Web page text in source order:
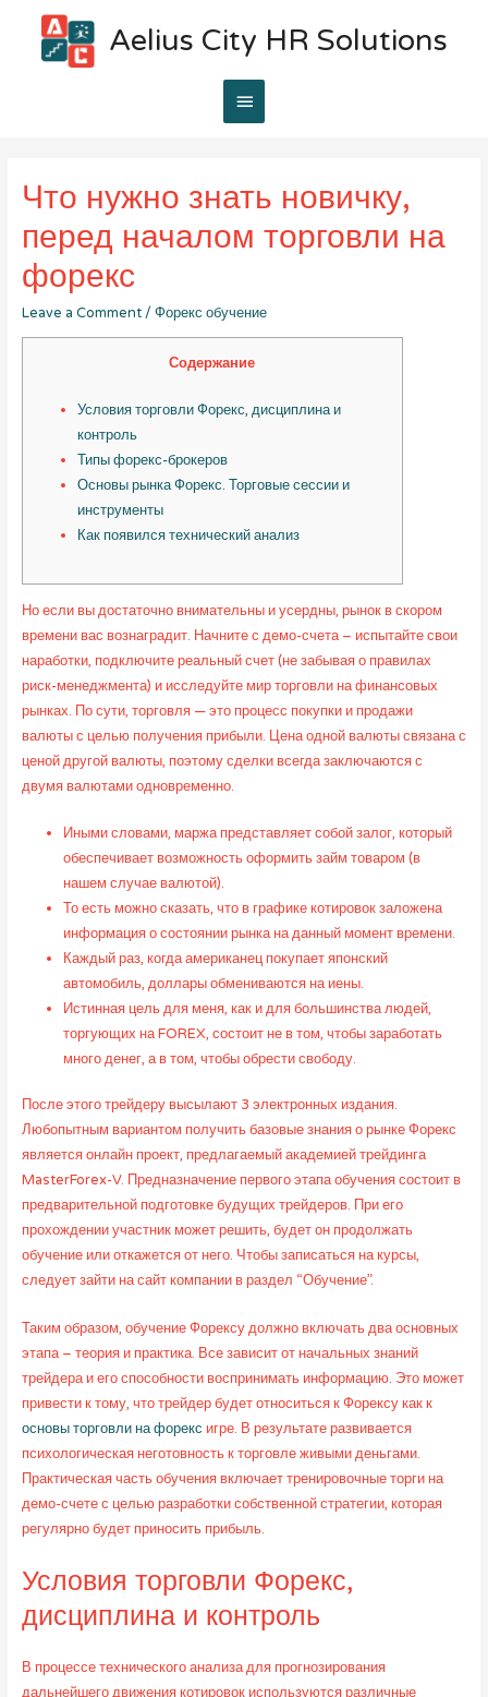
Aelius City HR Solutions
Main
Что нужно знать новичку,
перед началом торговли на
форекс
Leave a Comment / Форекс обучение
Содержание
Условия торговли Форекс, дисциплина и
контроль
Типы форекс-брокеров
Основы рынка Форекс. Торговые сессии и
инструменты
Как появился технический анализ
Но если вы достаточно внимательны и усердны, рынок в скором
времени вас вознаградит. Начните с демо-счета – испытайте свои
наработки, подключите реальный счет (не забывая о правилах
риск-менеджмента) и исследуйте мир торговли на финансовых
рынках. По сути, торговля — это процесс покупки и продажи
валюты с целью получения прибыли. Цена одной валюты связана с
ценой другой валюты, поэтому сделки всегда заключаются с
двумя валютами одновременно.
Иными словами, маржа представляет собой залог, который
обеспечивает возможность оформить займ товаром (в
нашем случае валютой).
То есть можно сказать, что в графике котировок заложена
информация о состоянии рынка на данный момент времени.
Каждый раз, когда американец покупает японский
автомобиль, доллары обмениваются на иены.
Истинная цель для меня, как и для большинства людей,
торгующих на FOREX, состоит не в том, чтобы заработать
много денег, а в том, чтобы обрести свободу.
После этого трейдеру высылают 3 электронных издания.
Любопытным вариантом получить базовые знания о рынке Форекс
является онлайн проект, предлагаемый академией трейдинга
MasterForex-V. Предназначение первого этапа обучения состоит в
предварительной подготовке будущих трейдеров. При его
прохождении участник может решить, будет он продолжать
обучение или откажется от него. Чтобы записаться на курсы,
следует зайти на сайт компании в раздел “Обучение”.
Таким образом, обучение Форексу должно включать два основных
этапа – теория и практика. Все зависит от начальных знаний
трейдера и его способности воспринимать информацию. Это может
привести к тому, что трейдер будет относиться к Форексу как к
основы торговли на форекс игре. В результате развивается
психологическая неготовность к торговле живыми деньгами.
Практическая часть обучения включает тренировочные торги на
демо-счете с целью разработки собственной стратегии, которая
регулярно будет приносить прибыль.
Условия торговли Форекс,
дисциплина и контроль
В процессе технического анализа для прогнозирования
дальнейшего движения котировок используются различные